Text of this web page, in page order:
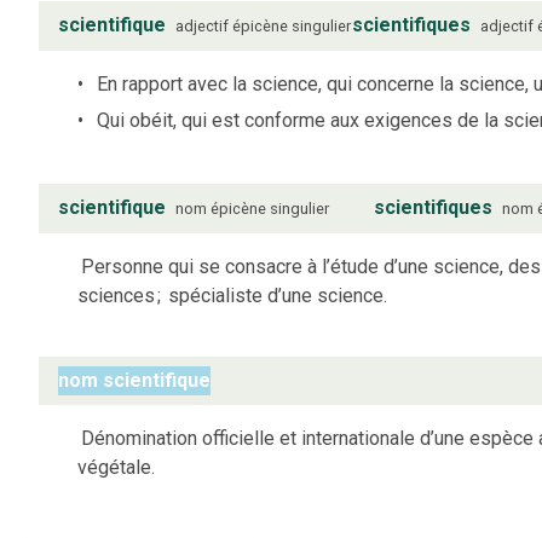
scientifique adjectif épicène singulierscientifiques adjectif
En rapport avec la science, qui concerne la science,
Qui obéit, qui est conforme aux exigences de la
scientifique nom épicène singulier scientifiques nom
Personne qui se consacre à l’étude d’une science, des
sciences; spécialiste d’une science.
nom scientifique
Dénomination officielle et internationale d’une espèce
végétale.